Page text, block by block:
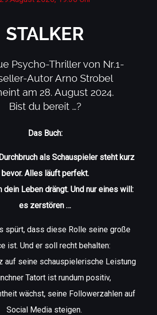
STALKER
Psycho-Thriller von Nr.1-
Autor Arno Strobel
am 28. August 2024.
Bist du bereit …?
Das Buch:
als Schauspieler steht kurz
bevor. Alles läuft perfekt.
dein Leben drängt. Und nur eines will:
es zerstören …
spürt, dass diese Rolle seine große
ist. Und er soll recht behalten:
auf seine schauspielerische Leistung
Tatort ist rundum positiv,
wächst, seine Followerzahlen auf
Social Media steigen.